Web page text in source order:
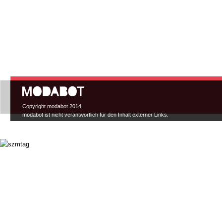
Hauptmenü
Copyright modabot 2014.
modabot ist nicht verantwortlich für den Inhalt externer Links.